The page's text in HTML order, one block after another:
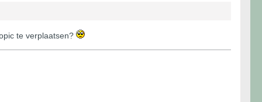
te verplaatsen?